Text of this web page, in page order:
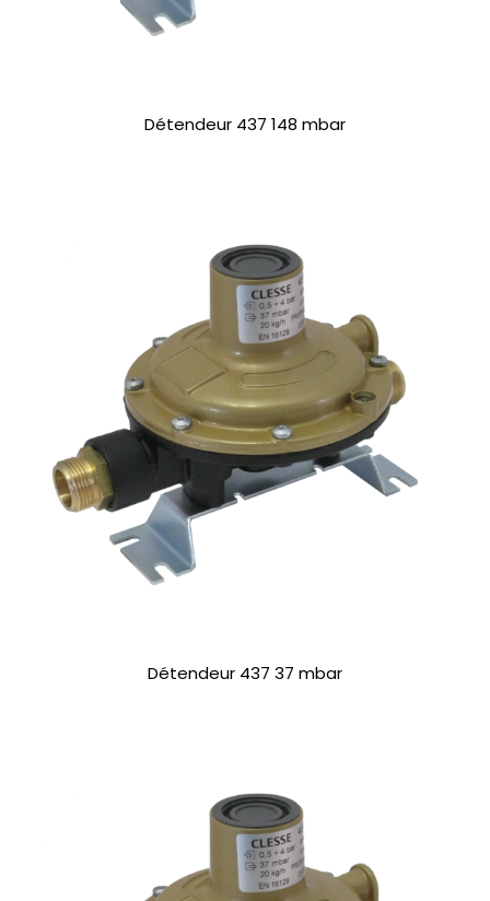
Détendeur 437 148 mbar
Détendeur 437 37 mbar